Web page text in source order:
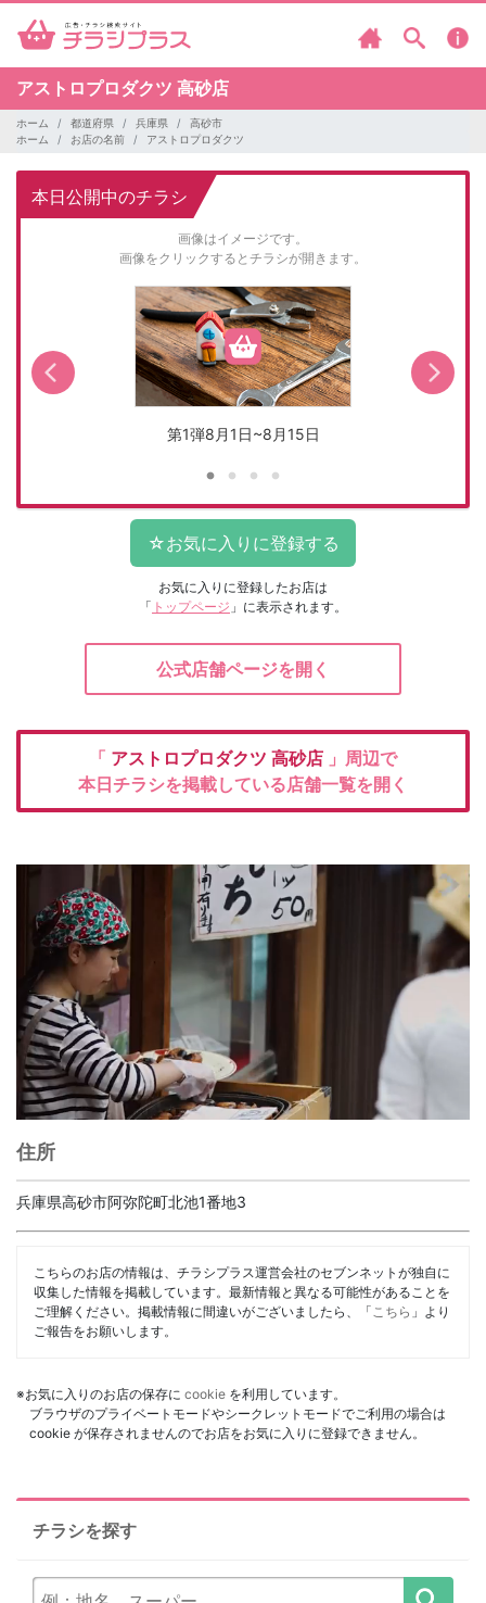
アストロプロダクツ 高砂店
ホーム 都道府県 兵庫県
高砂市
ホーム
お店の名前 アストロプロダクツ
本日公開中のチラシ
画像はイメージです。
画像をクリックするとチラシが開きます。
第1弾8月1日~8月15日
お気に入りに登録したお店は
「 トップページ 」に表示されます。
公式店舗ページを開く
「 アストロプロダクツ 高砂店 」周辺で
本日チラシを掲載している店舗一覧を開く
住所
兵庫県高砂市阿弥陀町北池1番地3
こちらのお店の情報は、チラシプラス運営会社のセブンネットが独自に
収集した情報を掲載しています。最新情報と異なる可能性があることを
ご理解ください。掲載情報に間違いがございましたら、「 こちら 」より
ご報告をお願いします。
※お気に入りのお店の保存に cookie を利用しています。
ブラウザのプライベートモードやシークレットモードでご利用の場合は
cookie が保存されませんのでお店をお気に入りに登録できません。
チラシを探す